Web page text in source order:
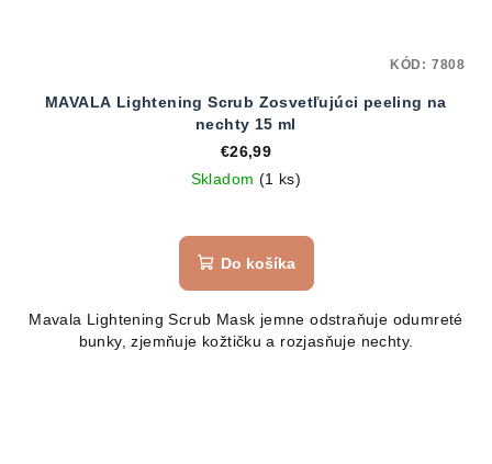
MAVALA Lightening Scrub Zosvetľujúci peeling na
nechty 15 ml
€26,99
Skladom (1 ks)
Do košíka
Mavala Lightening Scrub Mask jemne odstraňuje odumreté
bunky, zjemňuje kožtičku a rozjasňuje nechty.
KÓD: 7808